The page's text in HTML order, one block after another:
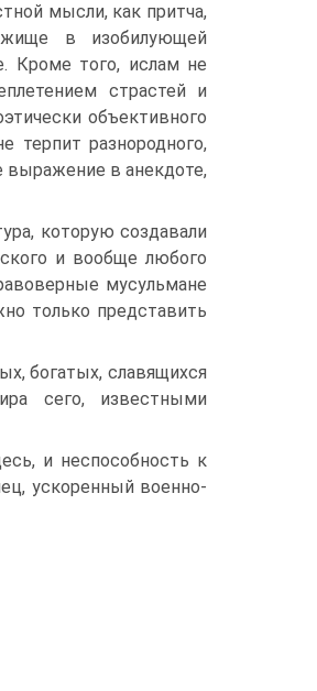
мысли, как притча,
в изобилующей
Кроме того, ислам не
страстей и
объективного
терпит разнородного,
выражение в анекдоте,
которую создавали
и вообще любого
мусульмане
только представить
богатых, славящихся
сего, известными
и неспособность к
ускоренный военно-